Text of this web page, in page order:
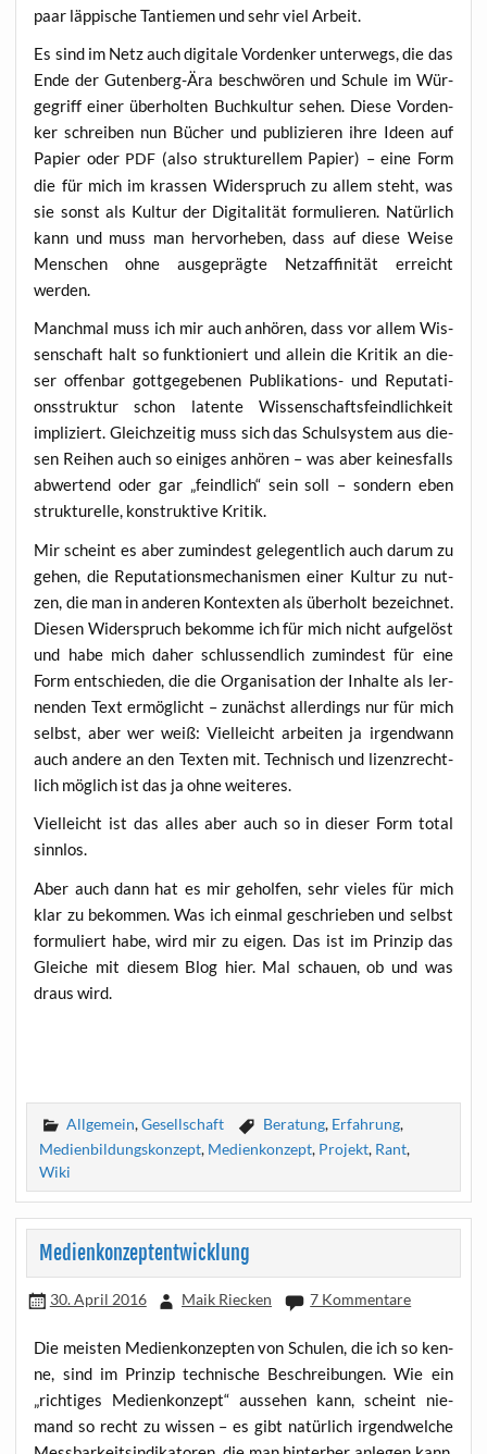
paar läp­pi­sche Tan­tie­men und sehr viel Arbeit.
Es sind im Netz auch digi­ta­le Vor­den­ker unter­wegs, die das
Ende der Guten­berg-Ära beschwö­ren und Schu­le im Wür­
ge­griff einer über­hol­ten Buch­kul­tur sehen. Die­se Vor­den­
ker schrei­ben nun Bücher und publi­zie­ren ihre Ideen auf
Papier oder PDF (also struk­tu­rel­lem Papier) – eine Form
die für mich im kras­sen Wider­spruch zu allem steht, was
sie sonst als Kul­tur der Digi­ta­li­tät for­mu­lie­ren. Natür­lich
kann und muss man her­vor­he­ben, dass auf die­se Wei­se
Men­schen ohne aus­ge­präg­te Netz­af­fi­ni­tät erreicht
werden.
Manch­mal muss ich mir auch anhö­ren, dass vor allem Wis­
sen­schaft halt so funk­tio­niert und allein die Kri­tik an die­
ser offen­bar gott­ge­ge­be­nen Publi­ka­ti­ons- und Repu­ta­ti­
ons­struk­tur schon laten­te Wis­sen­schafts­feind­lich­keit
impli­ziert. Gleich­zei­tig muss sich das Schul­sys­tem aus die­
sen Rei­hen auch so eini­ges anhö­ren – was aber kei­nes­falls
abwer­tend oder gar „feind­lich“ sein soll – son­dern eben
struk­tu­rel­le, kon­struk­ti­ve Kritik.
Mir scheint es aber zumin­dest gele­gent­lich auch dar­um zu
gehen, die Repu­ta­ti­ons­me­cha­nis­men einer Kul­tur zu nut­
zen, die man in ande­ren Kon­tex­ten als über­holt bezeich­net.
Die­sen Wider­spruch bekom­me ich für mich nicht auf­ge­löst
und habe mich daher schluss­end­lich zumin­dest für eine
Form ent­schie­den, die die Orga­ni­sa­ti­on der Inhal­te als ler­
nen­den Text ermög­licht – zunächst aller­dings nur für mich
selbst, aber wer weiß: Viel­leicht arbei­ten ja irgend­wann
auch ande­re an den Tex­ten mit. Tech­nisch und lizenz­recht­
lich mög­lich ist das ja ohne weiteres.
Viel­leicht ist das alles aber auch so in die­ser Form total
sinnlos.
Aber auch dann hat es mir gehol­fen, sehr vie­les für mich
klar zu bekom­men. Was ich ein­mal geschrie­ben und selbst
for­mu­liert habe, wird mir zu eigen. Das ist im Prin­zip das
Glei­che mit die­sem Blog hier. Mal schau­en, ob und was
draus wird.
Allgemein,Gesellschaft Beratung, Erfahrung,
Medienbildungskonzept, Medienkonzept, Projekt, Rant,
Wiki
Medienkonzeptentwicklung
30. April 2016 Maik Riecken 7 Kommentare
Die meis­ten Medi­en­kon­zep­ten von Schu­len, die ich so ken­
ne, sind im Prin­zip tech­ni­sche Beschrei­bun­gen. Wie ein
„rich­ti­ges Medi­en­kon­zept“ aus­se­hen kann, scheint nie­
mand so recht zu wis­sen – es gibt natür­lich irgend­wel­che